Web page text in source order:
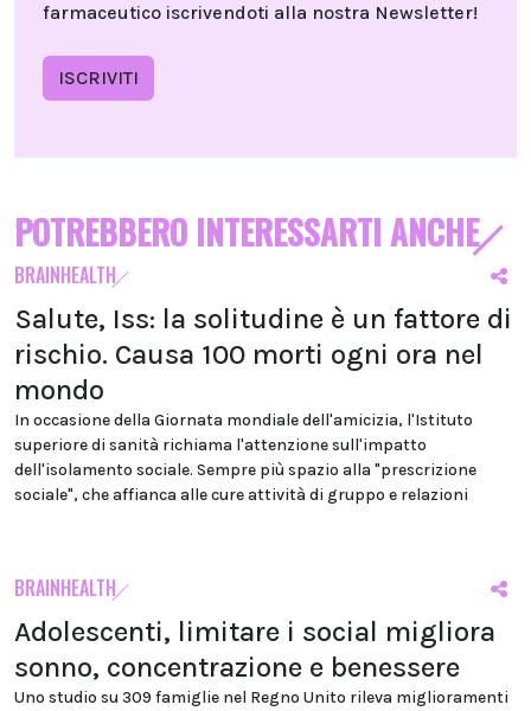
farmaceutico iscrivendoti alla nostra Newsletter!
ISCRIVITI
POTREBBERO INTERESSARTI ANCHE
BRAINHEALTH
Salute, Iss: la solitudine è un fattore di
rischio. Causa 100 morti ogni ora nel
mondo
In occasione della Giornata mondiale dell'amicizia, l'Istituto
superiore di sanità richiama l'attenzione sull'impatto
dell'isolamento sociale. Sempre più spazio alla "prescrizione
sociale", che affianca alle cure attività di gruppo e relazioni
BRAINHEALTH
Adolescenti, limitare i social migliora
sonno, concentrazione e benessere
Uno studio su 309 famiglie nel Regno Unito rileva miglioramenti